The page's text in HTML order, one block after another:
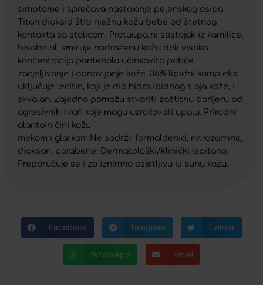
simptome i sprečava nastajanje pelenskog osipa.
Titan dioksid štiti nježnu kožu bebe od štetnog
kontakta sa stolicom. Protuupalni sastojak iz kamilice,
bisabolol, smiruje nadraženu kožu dok visoka
koncentracija pantenola učinkovito potiče
zacjeljivanje i obnavljanje kože. 36% lipidni kompleks
uključuje lecitin, koji je dio hidrolipidnog sloja kože, i
skvalan. Zajedno pomažu stvoriti zaštitnu barijeru od
agresivnih tvari koje mogu uzrokovati upalu. Prirodni
alantoin čini kožu
mekom i glatkom.Ne sadrži: formaldehid, nitrozamine,
dioksan, parabene. Dermatološki/klinički ispitano.
Preporučuje se i za iznimno osjetljivu ili suhu kožu.
Facebook Telegram Twitter
WhatsApp Email